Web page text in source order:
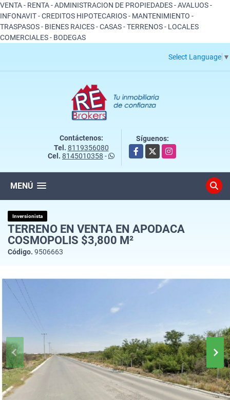
VENTA - RENTA - ADMINISTRACION DE PROPIEDADES - AVALUOS -
INFONAVIT - CREDITOS HIPOTECARIOS - MANTENIMIENTO -
TRASPASOS - BIENES RAICES - CASAS - TERRENOS - LOCALES
COMERCIALES - BODEGAS
Select Language ▼
Contáctenos:
Tel. 8119356080
Cel. 8145010358 -
Síguenos:
Facebook
X Instagram
MENÚ
Inversionista
TERRENO EN VENTA EN APODACA
COSMOPOLIS $3,800 M²
Código. 9506663